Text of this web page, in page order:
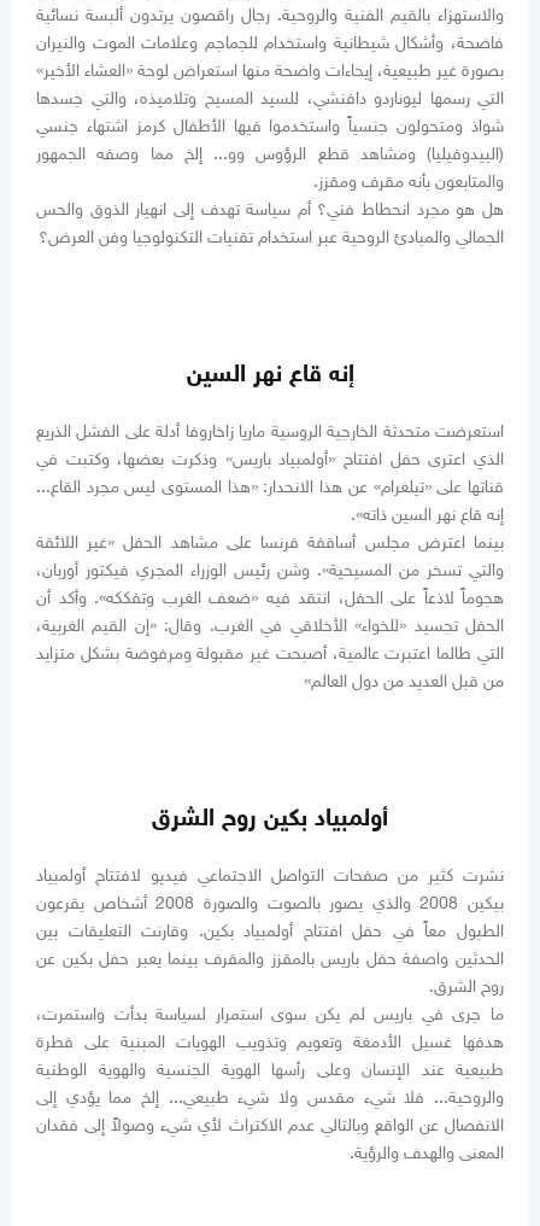
والاستهزاء بالقيم الفنية والروحية. رجال راقصون يرتدون ألبسة نسائية
فاضحة، وأشكال شيطانية واستخدام للجماجم وعلامات الموت والنيران
بصورة غير طبيعية، إيحاءات واضحة منها استعراض لوحة «العشاء الأخير»
التي رسمها ليوناردو دافنشي، للسيد المسيح وتلاميذه، والتي جسدها
شواذ ومتحولون جنسياً واستخدموا فيها الأطفال كرمز اشتهاء جنسي
(البيدوفيليا) ومشاهد قطع الرؤوس وو... إلخ مما وصفه الجمهور
والمتابعون بأنه مقرف ومقزز.
هل هو مجرد انحطاط فني؟ أم سياسة تهدف إلى انهيار الذوق والحس
الجمالي والمبادئ الروحية عبر استخدام تقنيات التكنولوجيا وفن العرض؟
إنه قاع نهر السين
استعرضت متحدثة الخارجية الروسية ماريا زاخاروفا أدلة على الفشل الذريع
الذي اعترى حفل افتتاح «أولمبياد باريس» وذكرت بعضها، وكتبت في
قناتها على «تيلغرام» عن هذا الانحدار: «هذا المستوى ليس مجرد القاع...
إنه قاع نهر السين ذاته».
بينما اعترض مجلس أساقفة فرنسا على مشاهد الحفل «غير اللائقة
والتي تسخر من المسيحية». وشن رئيس الوزراء المجري فيكتور أوربان،
هجوماً لاذعاً على الحفل، انتقد فيه «ضعف الغرب وتفككه». وأكد أن
الحفل تجسيد «للخواء» الأخلاقي في الغرب. وقال: «إن القيم الغربية،
التي طالما اعتبرت عالمية، أصبحت غير مقبولة ومرفوضة بشكل متزايد
من قبل العديد من دول العالم»
أولمبياد بكين روح الشرق
نشرت كثير من صفحات التواصل الاجتماعي فيديو لافتتاح أولمبياد
بيكين 2008 والذي يصور بالصوت والصورة 2008 أشخاص يقرعون
الطبول معاً في حفل افتتاح أولمبياد بكين. وقارنت التعليقات بين
الحدثين واصفة حفل باريس بالمقزز والمقرف بينما يعبر حفل بكين عن
روح الشرق.
ما جرى في باريس لم يكن سوى استمرار لسياسة بدأت واستمرت،
هدفها غسيل الأدمغة وتعويم وتذويب الهويات المبنية على فطرة
طبيعية عند الإنسان وعلى رأسها الهوية الجنسية والهوية الوطنية
والروحية... فلا شيء مقدس ولا شيء طبيعي... إلخ مما يؤدي إلى
الانفصال عن الواقع وبالتالي عدم الاكتراث لأي شيء وصولاً إلى فقدان
المعنى والهدف والرؤية.